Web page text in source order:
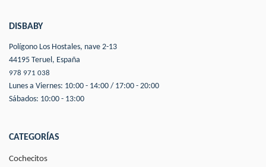
DISBABY
Polígono Los Hostales, nave 2-13
44195 Teruel, España
978 971 038
Lunes a Viernes: 10:00 - 14:00 / 17:00 - 20:00
Sábados: 10:00 - 13:00
CATEGORÍAS
Cochecitos